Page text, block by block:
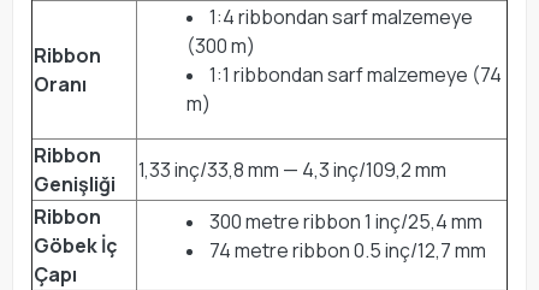
Ribbon
Oranı
1:4 ribbondan sarf malzemeye
(300 m)
1:1 ribbondan sarf malzemeye (74
m)
Ribbon
Genişliği
1,33 inç/33,8 mm — 4,3 inç/109,2 mm
Ribbon
Göbek İç
Çapı
300 metre ribbon 1 inç/25,4 mm
74 metre ribbon 0.5 inç/12,7 mm